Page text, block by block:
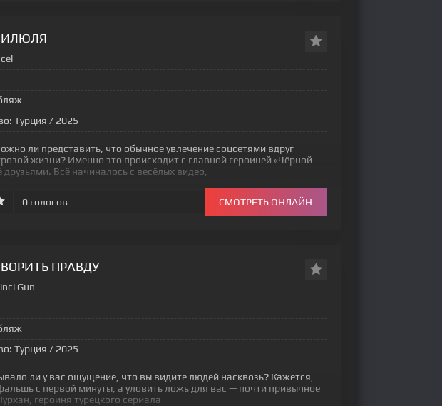
Турция / 2025
ли представить, что обычное увлечение соцсетями вдруг
жизни? Именно это происходит с главной героиней «Чёрной
друзьями. Всё начиналось с весёлых видео,
0 голосов СМОТРЕТЬ ОНЛАЙН
ПРАВДУ
Gun
Турция / 2025
ли у вас ощущение, что вы видите людей насквозь? Кажется,
с первой минуты, а уловить ложь для вас — почти привычное
героиня турецкого сериала